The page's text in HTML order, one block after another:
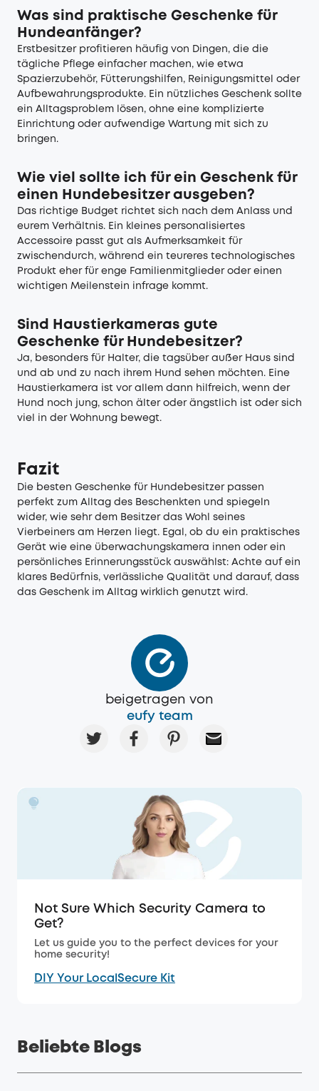
Was sind praktische Geschenke für
Hundeanfänger?
Erstbesitzer profitieren häufig von Dingen, die die
tägliche Pflege einfacher machen, wie etwa
Spazierzubehör, Fütterungshilfen, Reinigungsmittel oder
Aufbewahrungsprodukte. Ein nützliches Geschenk sollte
ein Alltagsproblem lösen, ohne eine komplizierte
Einrichtung oder aufwendige Wartung mit sich zu
bringen.
Wie viel sollte ich für ein Geschenk für
einen Hundebesitzer ausgeben?
Das richtige Budget richtet sich nach dem Anlass und
eurem Verhältnis. Ein kleines personalisiertes
Accessoire passt gut als Aufmerksamkeit für
zwischendurch, während ein teureres technologisches
Produkt eher für enge Familienmitglieder oder einen
wichtigen Meilenstein infrage kommt.
Sind Haustierkameras gute
Geschenke für Hundebesitzer?
Ja, besonders für Halter, die tagsüber außer Haus sind
und ab und zu nach ihrem Hund sehen möchten. Eine
Haustierkamera ist vor allem dann hilfreich, wenn der
Hund noch jung, schon älter oder ängstlich ist oder sich
viel in der Wohnung bewegt.
Fazit
Die besten Geschenke für Hundebesitzer passen
perfekt zum Alltag des Beschenkten und spiegeln
wider, wie sehr dem Besitzer das Wohl seines
Vierbeiners am Herzen liegt. Egal, ob du ein praktisches
Gerät wie eine überwachungskamera innen oder ein
persönliches Erinnerungsstück auswählst: Achte auf ein
klares Bedürfnis, verlässliche Qualität und darauf, dass
das Geschenk im Alltag wirklich genutzt wird.
beigetragen von
eufy team
Not Sure Which Security Camera to
Get?
Let us guide you to the perfect devices for your
home security!
DIY Your LocalSecure Kit
Beliebte Blogs